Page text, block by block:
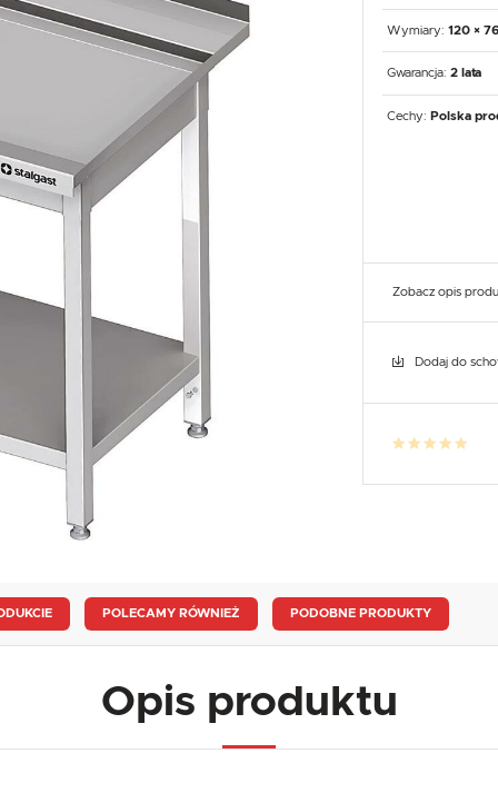
PROFESSIONAL
Wymiary: 120 ×
Gwarancja: 2 lata
Cechy: Polska
Zobacz opis
Dodaj do
POLECAMY RÓWNIEŻ PODOBNE PRODUKTY
Opis produktu